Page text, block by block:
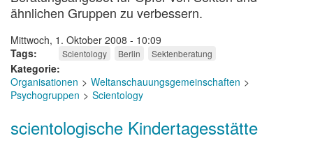
ähnlichen Gruppen zu verbessern.
Mittwoch, 1. Oktober 2008 - 10:09
Tags
Scientology Berlin Sektenberatung
Kategorie
Organisationen
Weltanschauungsgemeinschaften
Psychogruppen
Scientology
scientologische Kindertagesstätte